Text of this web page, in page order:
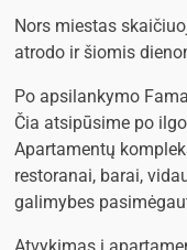
Nors miestas
atrodo ir šiomis
Po apsilankymo
Čia atsipūsime po
Apartamentų
restoranai, barai,
galimybes
​Atvykimas į